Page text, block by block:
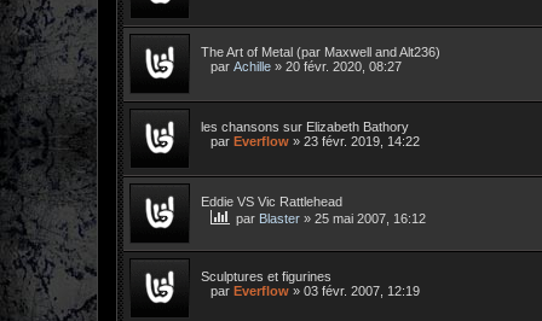
The Art of Metal (par Maxwell and Alt236)
par Achille » 20 févr. 2020, 08:27
les chansons sur Elizabeth Bathory
par Everflow » 23 févr. 2019, 14:22
Eddie VS Vic Rattlehead
par Blaster » 25 mai 2007, 16:12
Sculptures et figurines
par Everflow » 03 févr. 2007, 12:19